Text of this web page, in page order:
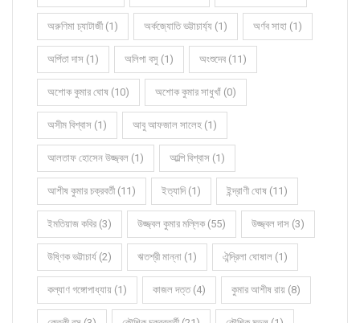
অরুণিমা চ্যাটার্জী (1) অর্কজ্যোতি ভট্টাচার্য্য (1) অর্ণব সাহা (1)
অর্পিতা দাস (1) অলিপা বসু (1) অংশুদেব (11)
অশোক কুমার ঘোষ (10) অশোক কুমার সাধুখাঁ (0)
অসীম বিশ্বাস (1) আবু আফজাল সালেহ (1)
আলতাফ হোসেন উজ্জ্বল (1) আল্পি বিশ্বাস (1)
আশীষ কুমার চক্রবর্তী (11) ইত্যাদি (1) ইন্দ্রাণী ঘোষ (11)
ইমতিয়াজ কবির (3) উজ্জ্বল কুমার মল্লিক (55) উজ্জ্বল দাস (3)
উষ্ণিক ভট্টাচার্য (2) ঋতশ্রী মান্না (1) ঐন্দ্রিলা ঘোষাল (1)
কল্যাণ গঙ্গোপাধ্যায় (1) কাজল দত্ত (4) কুমার আশীষ রায় (8)